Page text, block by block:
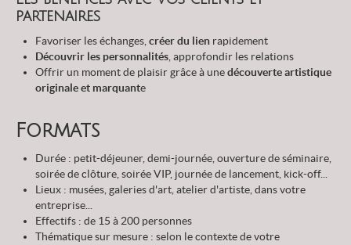
partenaires
Favoriser les échanges,créer du lien rapidement
Découvrir les personnalités, approfondir les relations
Offrir un moment de plaisir grâce à unedécouverte artistique
originale et marquante
Formats
Durée : petit-déjeuner, demi-journée, ouverture de séminaire,
soirée de clôture, soirée VIP, journée de lancement, kick-off...
Lieux : musées, galeries d'art, atelier d'artiste, dans votre
entreprise...
Effectifs : de 15 à 200 personnes
Thématique sur mesure : selon le contexte de votre